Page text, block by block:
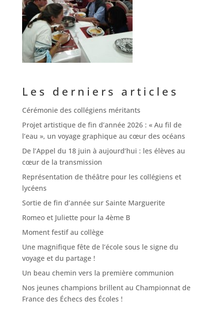
Les derniers articles
Cérémonie des collégiens méritants
Projet artistique de fin d’année 2026 : « Au fil de
l’eau », un voyage graphique au cœur des océans
De l’Appel du 18 juin à aujourd’hui : les élèves au
cœur de la transmission
Représentation de théâtre pour les collégiens et
lycéens
Sortie de fin d’année sur Sainte Marguerite
Romeo et Juliette pour la 4ème B
Moment festif au collège
Une magnifique fête de l’école sous le signe du
voyage et du partage !
Un beau chemin vers la première communion
Nos jeunes champions brillent au Championnat de
France des Échecs des Écoles !